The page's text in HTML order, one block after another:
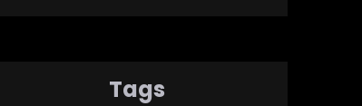
Tags